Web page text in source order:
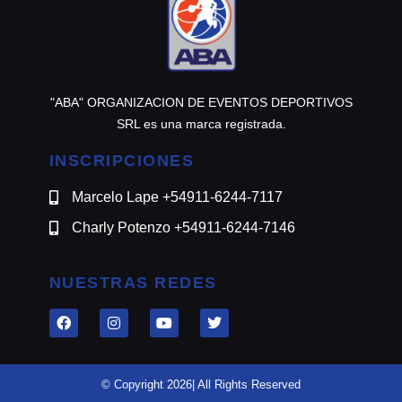
"ABA" ORGANIZACION DE EVENTOS DEPORTIVOS
SRL es una marca registrada.
INSCRIPCIONES
Marcelo Lape +54911-6244-7117
Charly Potenzo +54911-6244-7146
NUESTRAS REDES
© Copyright 2026| All Rights Reserved